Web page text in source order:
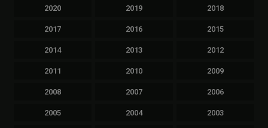
2020 2019 2018
2017 2016 2015
2014 2013 2012
2011 2010 2009
2008 2007 2006
2005 2004 2003